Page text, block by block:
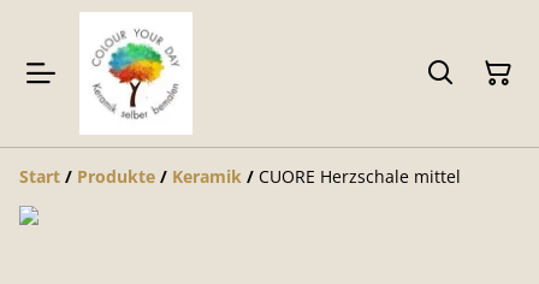
Start / Produkte / Keramik / CUORE Herzschale mittel